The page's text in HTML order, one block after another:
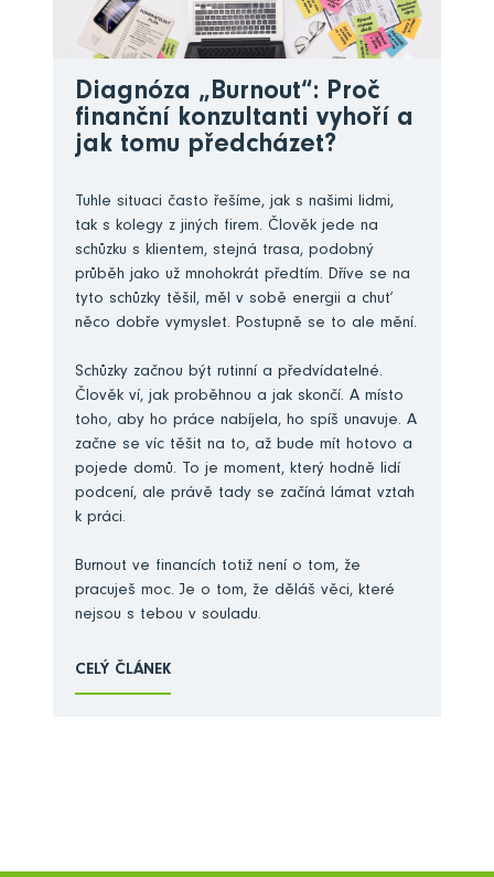
Diagnóza „Burnout“: Proč
finanční konzultanti vyhoří a
jak tomu předcházet?
Tuhle situaci často řešíme, jak s našimi lidmi,
tak s kolegy z jiných firem. Člověk jede na
schůzku s klientem, stejná trasa, podobný
průběh jako už mnohokrát předtím. Dříve se na
tyto schůzky těšil, měl v sobě energii a chuť
něco dobře vymyslet. Postupně se to ale mění.
Schůzky začnou být rutinní a předvídatelné.
Člověk ví, jak proběhnou a jak skončí. A místo
toho, aby ho práce nabíjela, ho spíš unavuje. A
začne se víc těšit na to, až bude mít hotovo a
pojede domů. To je moment, který hodně lidí
podcení, ale právě tady se začíná lámat vztah
k práci.
Burnout ve financích totiž není o tom, že
pracuješ moc. Je o tom, že děláš věci, které
nejsou s tebou v souladu.
CELÝ ČLÁNEK